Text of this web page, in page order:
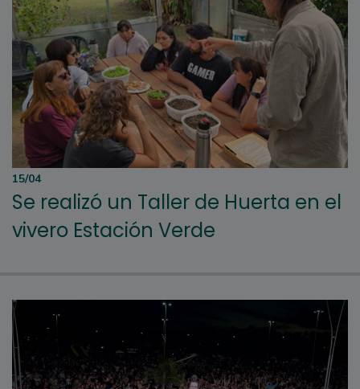
15/04
Se realizó un Taller de Huerta en el
vivero Estación Verde